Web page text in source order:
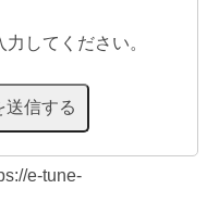
力してください。
e-tune-